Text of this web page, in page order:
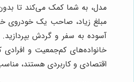
مدل، به شما کمک می‌کند تا
مبلغ زیاد، صاحب یک خودروی
آسوده به سفر و گردش
خانواده‌های کم‌جمعیت و
اقتصادی و کاربردی هستند،